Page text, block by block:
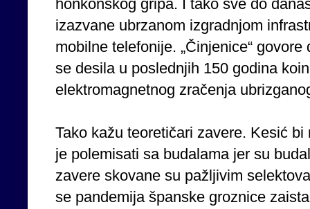
honkonškog gripa. I tako sve do
izazvane ubrzanom izgradnjom
mobilne telefonije. „Činjenice“
se desila u poslednjih 150 godina
elektromagnetnog zračenja
Tako kažu teoretičari zavere. Kesić bi
je polemisati sa budalama jer su
zavere skovane su pažljivim
se pandemija španske groznice